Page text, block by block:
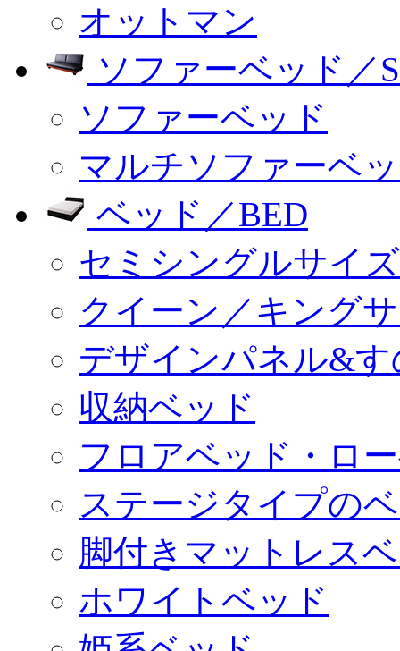
オットマン
ソファーベッド／
ソファーベッド
マルチソファーベ
ベッド／BED
セミシングルサイ
クイーン／キング
デザインパネル&
収納ベッド
フロアベッド・ロ
ステージタイプの
脚付きマットレス
ホワイトベッド